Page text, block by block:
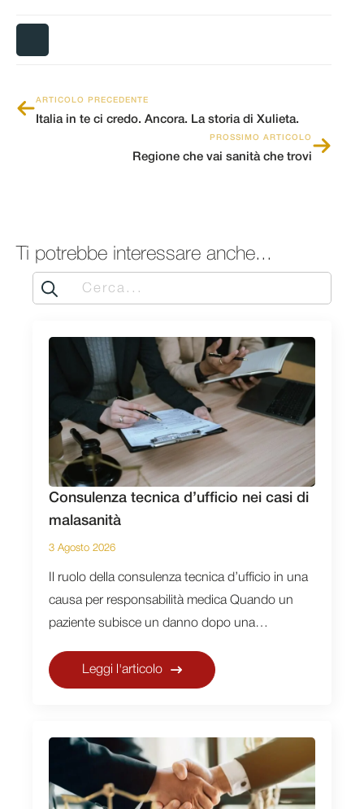
ARTICOLO PRECEDENTE
Italia in te ci credo. Ancora. La storia di Xulieta.
PROSSIMO ARTICOLO
Regione che vai sanità che trovi
Ti potrebbe interessare anche...
Search
for:
Consulenza tecnica d’ufficio nei casi di
malasanità
3 Agosto 2026
Il ruolo della consulenza tecnica d’ufficio in una
causa per responsabilità medica Quando un
paziente subisce un danno dopo una…
Leggi l'articolo